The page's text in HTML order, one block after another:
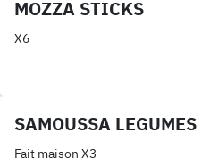
MOZZA STICKS
X6
SAMOUSSA LEGUMES
Fait maison X3